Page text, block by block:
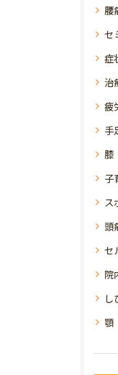
腰
セ
症
治
疲
手
膝
子
ス
頭
セ
院
し
顎